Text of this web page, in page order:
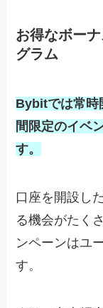
お得なボー
グラム
Bybitでは常時
間限定のイベ
す。
口座を開設し
る機会がたく
ンペーンはユ
す。